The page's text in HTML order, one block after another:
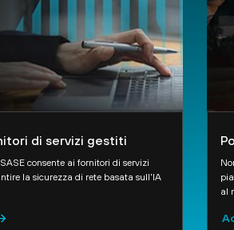
di servizi gestiti
consente ai fornitori di servizi
la sicurezza di rete basata sull'IA
al